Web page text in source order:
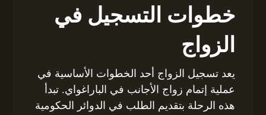
خطوات التسجيل في
الزواج
يعد تسجيل الزواج أحد الخطوات الأساسية في
عملية إتمام زواج الأجانب في الباراغواي. تبدأ
هذه الرحلة بتقديم الطلب في الدوائر الحكومية